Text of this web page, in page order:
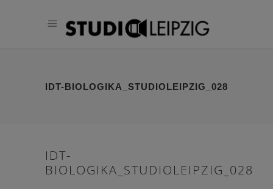
IDT-BIOLOGIKA_STUDIOLEIPZIG_028
IDT-
BIOLOGIKA_STUDIOLEIPZIG_028